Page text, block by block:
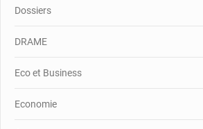
Dossiers
DRAME
Eco et Business
Economie